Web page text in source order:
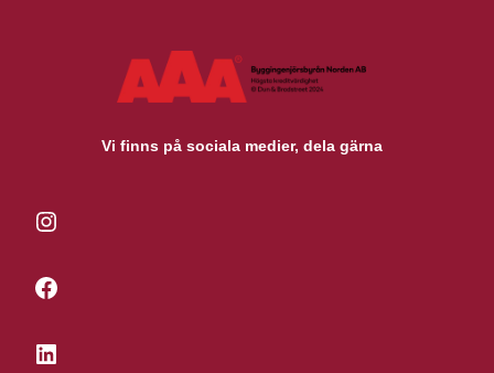
Vi finns på sociala medier, dela gärna
Instagram
Facebook
LinkedIn